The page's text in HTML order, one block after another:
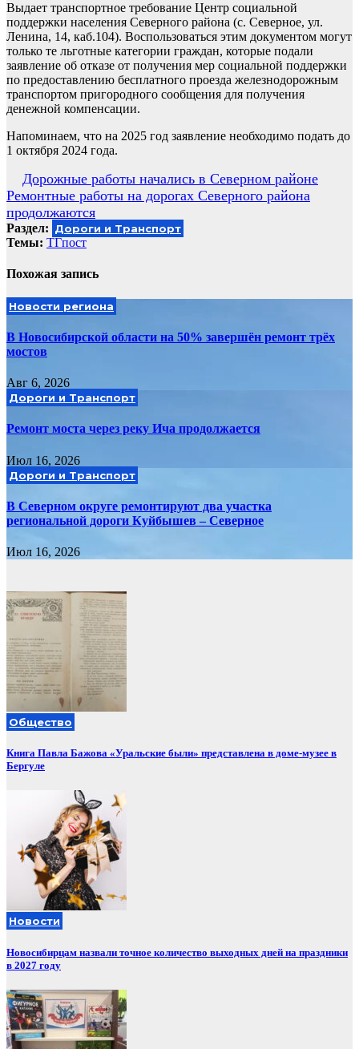
Выдает транспортное требование Центр социальной
поддержки населения Северного района (с. Северное, ул.
Ленина, 14, каб.104). Воспользоваться этим документом могут
только те льготные категории граждан, которые подали
заявление об отказе от получения мер социальной поддержки
по предоставлению бесплатного проезда железнодорожным
транспортом пригородного сообщения для получения
денежной компенсации.
Напоминаем, что на 2025 год заявление необходимо подать до
1 октября 2024 года.
Навигация
по
записям
Дорожные работы начались в Северном районе
Ремонтные работы на дорогах Северного района
продолжаются
Раздел: Дороги и Транспорт
Темы: ТГпост
Похожая запись
Новости региона
В Новосибирской области на 50% завершён ремонт трёх
мостов
Авг 6, 2026
Дороги и Транспорт
Ремонт моста через реку Ича продолжается
Июл 16, 2026
Дороги и Транспорт
В Северном округе ремонтируют два участка
региональной дороги Куйбышев – Северное
Июл 16, 2026
Общество
Книга Павла Бажова «Уральские были» представлена в доме-музее в
Бергуле
Новости
Новосибирцам назвали точное количество выходных дней на праздники
в 2027 году